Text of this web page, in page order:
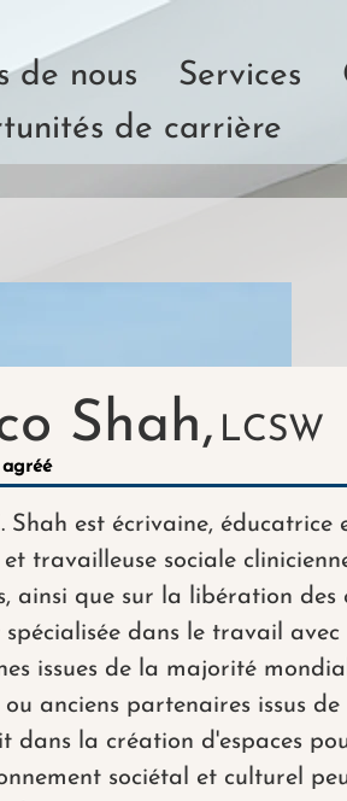
de nous Services
de carrière
Shah, LCSW
agréé
Shah est écrivaine,
travailleuse sociale
ainsi que sur la libération des
spécialisée dans le travail
issues de la majorité
ou anciens partenaires issus
dans la création d'espaces
sociétal et culturel